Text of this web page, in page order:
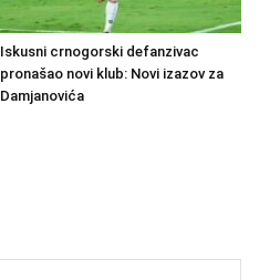
Iskusni crnogorski defanzivac
pronašao novi klub: Novi izazov za
Damjanovića